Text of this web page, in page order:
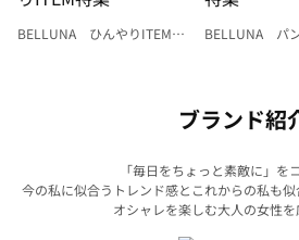
BELLUNA ひんやりITEM特
BELLUNA パ
ブランド紹
「毎日をちょっと素敵に」を
今の私に似合うトレンド感とこれからの私も
オシャレを楽しむ大人の女性を